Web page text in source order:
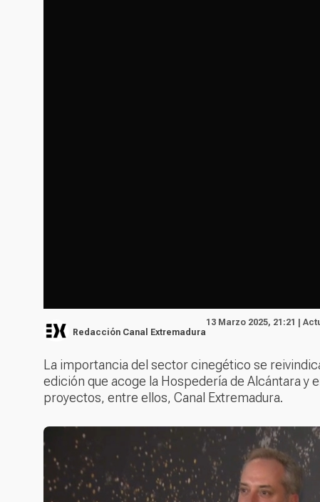
Redacción Canal Extremadura
13 Marzo 2025, 21:21 |
La importancia del sector cinegético se
edición que acoge la Hospedería de Alcántara y
proyectos, entre ellos, Canal Extremadura.